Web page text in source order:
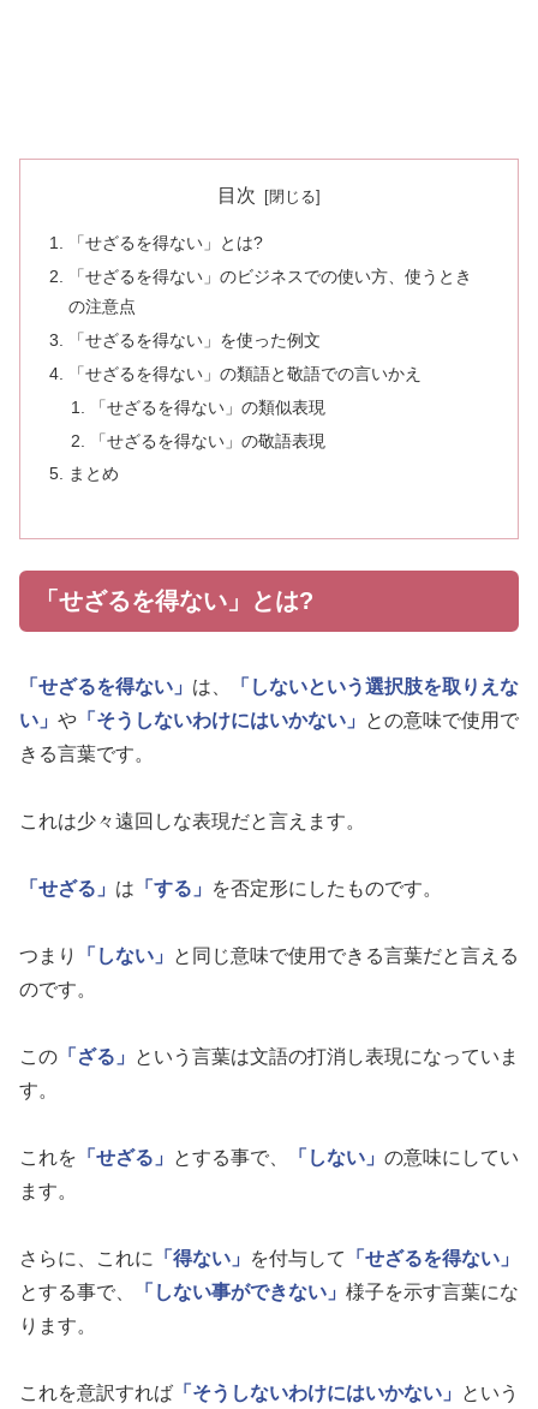
目次
「せざるを得ない」とは?
「せざるを得ない」のビジネスでの使い方、使うとき
の注意点
「せざるを得ない」を使った例文
「せざるを得ない」の類語と敬語での言いかえ
「せざるを得ない」の類似表現
「せざるを得ない」の敬語表現
まとめ
「せざるを得ない」とは?
「せざるを得ない」 は、
「しないという選択肢を取りえな
い」 や 「そうしないわけにはいかない」
との意味で使用で
きる言葉です。
これは少々遠回しな表現だと言えます。
「せざる」 は 「する」 を否定形にしたものです。
つまり 「しない」
と同じ意味で使用できる言葉だと言える
のです。
この 「ざる」
という言葉は文語の打消し表現になっていま
す。
これを 「せざる」 とする事で、 「しない」 の意味にしてい
ます。
さらに、これに 「得ない」 を付与して
「せざるを得ない」
とする事で、
「しない事ができない」 様子を示す言葉にな
ります。
これを意訳すれば 「そうしないわけにはいかない」
という